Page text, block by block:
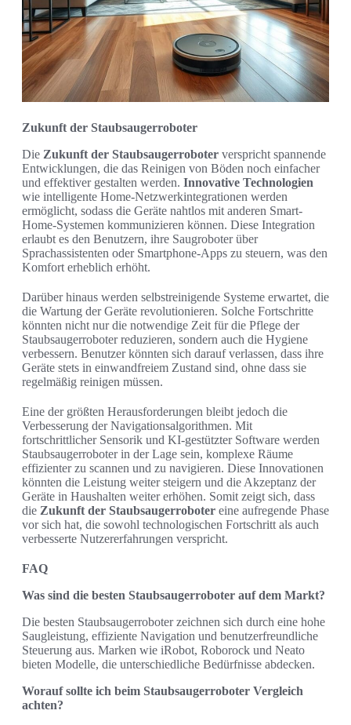
Zukunft der Staubsaugerroboter
Die Zukunft der Staubsaugerroboter verspricht spannende
Entwicklungen, die das Reinigen von Böden noch einfacher
und effektiver gestalten werden. Innovative Technologien
wie intelligente Home-Netzwerkintegrationen werden
ermöglicht, sodass die Geräte nahtlos mit anderen Smart-
Home-Systemen kommunizieren können. Diese Integration
erlaubt es den Benutzern, ihre Saugroboter über
Sprachassistenten oder Smartphone-Apps zu steuern, was den
Komfort erheblich erhöht.
Darüber hinaus werden selbstreinigende Systeme erwartet, die
die Wartung der Geräte revolutionieren. Solche Fortschritte
könnten nicht nur die notwendige Zeit für die Pflege der
Staubsaugerroboter reduzieren, sondern auch die Hygiene
verbessern. Benutzer könnten sich darauf verlassen, dass ihre
Geräte stets in einwandfreiem Zustand sind, ohne dass sie
regelmäßig reinigen müssen.
Eine der größten Herausforderungen bleibt jedoch die
Verbesserung der Navigationsalgorithmen. Mit
fortschrittlicher Sensorik und KI-gestützter Software werden
Staubsaugerroboter in der Lage sein, komplexe Räume
effizienter zu scannen und zu navigieren. Diese Innovationen
könnten die Leistung weiter steigern und die Akzeptanz der
Geräte in Haushalten weiter erhöhen. Somit zeigt sich, dass
die Zukunft der Staubsaugerroboter eine aufregende Phase
vor sich hat, die sowohl technologischen Fortschritt als auch
verbesserte Nutzererfahrungen verspricht.
FAQ
Was sind die besten Staubsaugerroboter auf dem Markt?
Die besten Staubsaugerroboter zeichnen sich durch eine hohe
Saugleistung, effiziente Navigation und benutzerfreundliche
Steuerung aus. Marken wie iRobot, Roborock und Neato
bieten Modelle, die unterschiedliche Bedürfnisse abdecken.
Worauf sollte ich beim Staubsaugerroboter Vergleich
achten?